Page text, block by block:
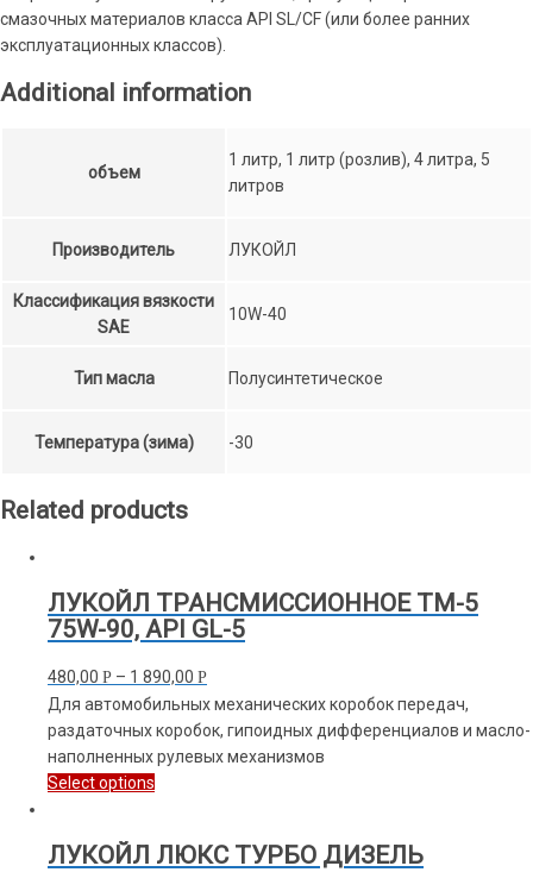
смазочных материалов класса API SL/CF (или более ранних
эксплуатационных классов).
Additional information
объем
1 литр, 1 литр (розлив), 4 литра, 5
литров
Производитель ЛУКОЙЛ
Классификация вязкости
SAE
10W-40
Тип масла Полусинтетическое
Температура (зима) -30
Related products
ЛУКОЙЛ ТРАНСМИССИОННОЕ ТМ-5
75W-90, API GL-5
480,00 Р – 1 890,00 Р
Для автомобильных механических коробок передач,
раздаточных коробок, гипоидных дифференциалов и масло-
наполненных рулевых механизмов
Select options
ЛУКОЙЛ ЛЮКС ТУРБО ДИЗЕЛЬ